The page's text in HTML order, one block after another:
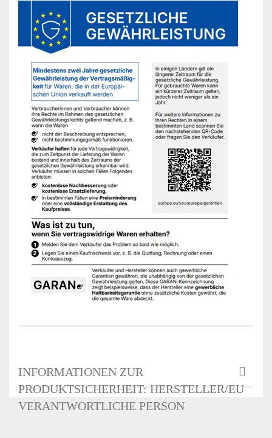
INFORMATIONEN ZUR
PRODUKTSICHERHEIT: HERSTELLER/EU
VERANTWORTLICHE PERSON